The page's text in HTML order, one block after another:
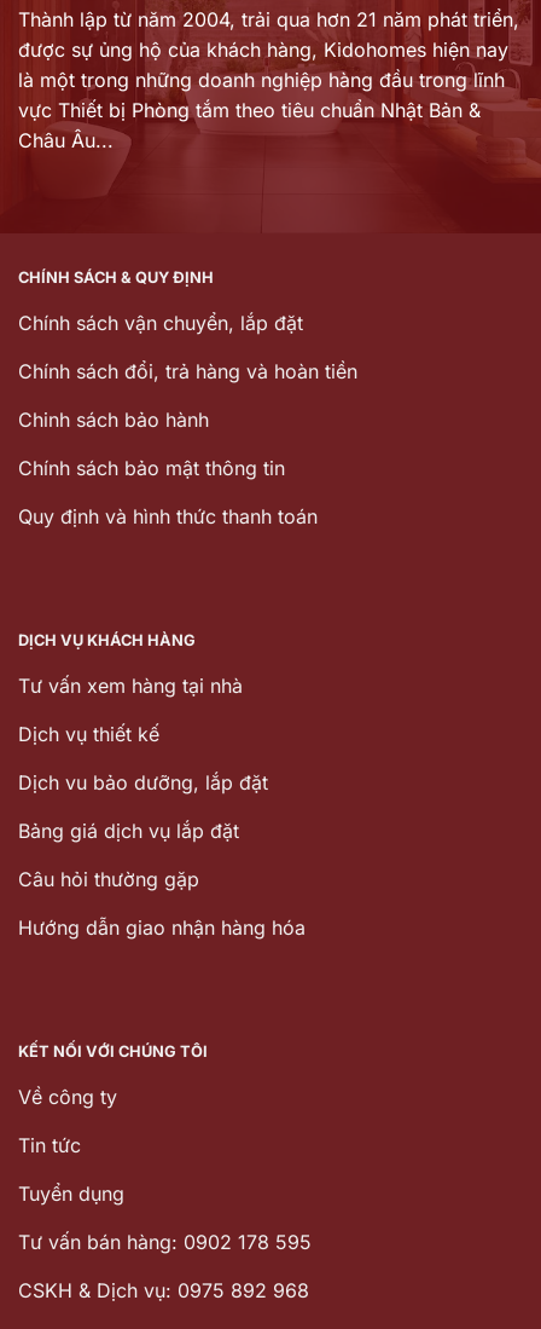
Thành lập từ năm 2004, trải qua hơn 21 năm phát triển,
được sự ủng hộ của khách hàng, Kidohomes hiện nay
là một trong những doanh nghiệp hàng đầu trong lĩnh
vực Thiết bị Phòng tắm theo tiêu chuẩn Nhật Bản &
Châu Âu...
CHÍNH SÁCH & QUY ĐỊNH
Chính sách vận chuyển, lắp đặt
Chính sách đổi, trả hàng và hoàn tiền
Chinh sách bảo hành
Chính sách bảo mật thông tin
Quy định và hình thức thanh toán
DỊCH VỤ KHÁCH HÀNG
Tư vấn xem hàng tại nhà
Dịch vụ thiết kế
Dịch vu bảo dưỡng, lắp đặt
Bảng giá dịch vụ lắp đặt
Câu hỏi thường gặp
Hướng dẫn giao nhận hàng hóa
KẾT NỐI VỚI CHÚNG TÔI
Về công ty
Tin tức
Tuyển dụng
Tư vấn bán hàng: 0902 178 595
CSKH & Dịch vụ: 0975 892 968